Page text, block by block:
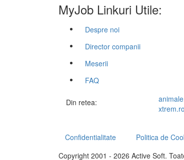
MyJob Linkuri Utile:
Despre noi
Director companii
Meserii
FAQ
Din retea:
xtrem.ro
Confidentialitate Politica de
Copyright 2001 - 2026 Active Soft.